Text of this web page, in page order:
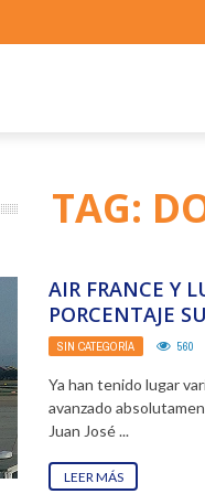
TAG:
AIR FRANCE Y
PORCENTAJE
LOS HIDALGO
SIN CATEGORÍA 560
Ya han tenido lugar
avanzado
Juan José ...
LEER MÁS